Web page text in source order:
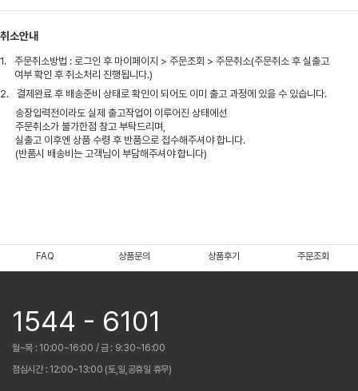
취소안내
1.
주문취소방법 : 로그인 후 마이페이지 > 주문조회 > 주문취소(주문취소 후 실출고
여부 확인 후 취소처리 진행됩니다.)
2.
결제완료 후 배송준비 상태로 확인이 되어도 이미 출고 과정에 있을 수 있습니다.
송장입력전이라도 실제 출고작업이 이루어진 상태에선
주문취소가 불가한점 참고 부탁드리며,
실출고 이후엔 상품 수령 후 반품으로 접수해주셔야 합니다.
(반품시 배송비는 고객님이 부담해주셔야 합니다)
FAQ 상품문의 상품후기 주문조회
1544 - 6101
월~목 : 10:00~16:00 / 금 : 9:30~16:00
점심시간 : 12:00~13:00 (토,일,공휴일 휴무)